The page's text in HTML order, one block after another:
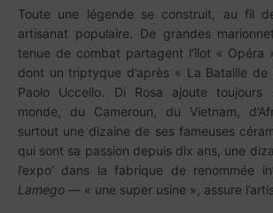
Toute une légende se construit, au fil
artisanat populaire. De grandes
tenue de combat partagent l’îlot « Opéra
dont un triptyque d’après « La Bataille de
Paolo Uccello. Di Rosa ajoute toujours
monde, du Cameroun, du Vietnam,
surtout une dizaine de ses fameuses
qui sont sa passion depuis dix ans, une
l’expo’ dans la fabrique de renommée
Lamego — « une super usine », assure